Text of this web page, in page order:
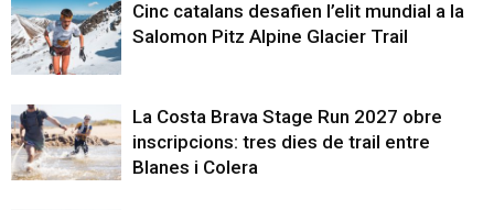
Cinc catalans desafien l’elit mundial a la
Salomon Pitz Alpine Glacier Trail
La Costa Brava Stage Run 2027 obre
inscripcions: tres dies de trail entre
Blanes i Colera